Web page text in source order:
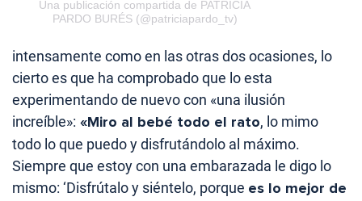
Una publicación compartida de PATRICIA
PARDO BURÉS (@patriciapardo_tv)
intensamente como en las otras dos ocasiones, lo
cierto es que ha comprobado que lo esta
experimentando de nuevo con «una ilusión
increíble»: «Miro al bebé todo el rato, lo mimo
todo lo que puedo y disfrutándolo al máximo.
Siempre que estoy con una embarazada le digo lo
mismo: ‘Disfrútalo y siéntelo, porque es lo mejor de